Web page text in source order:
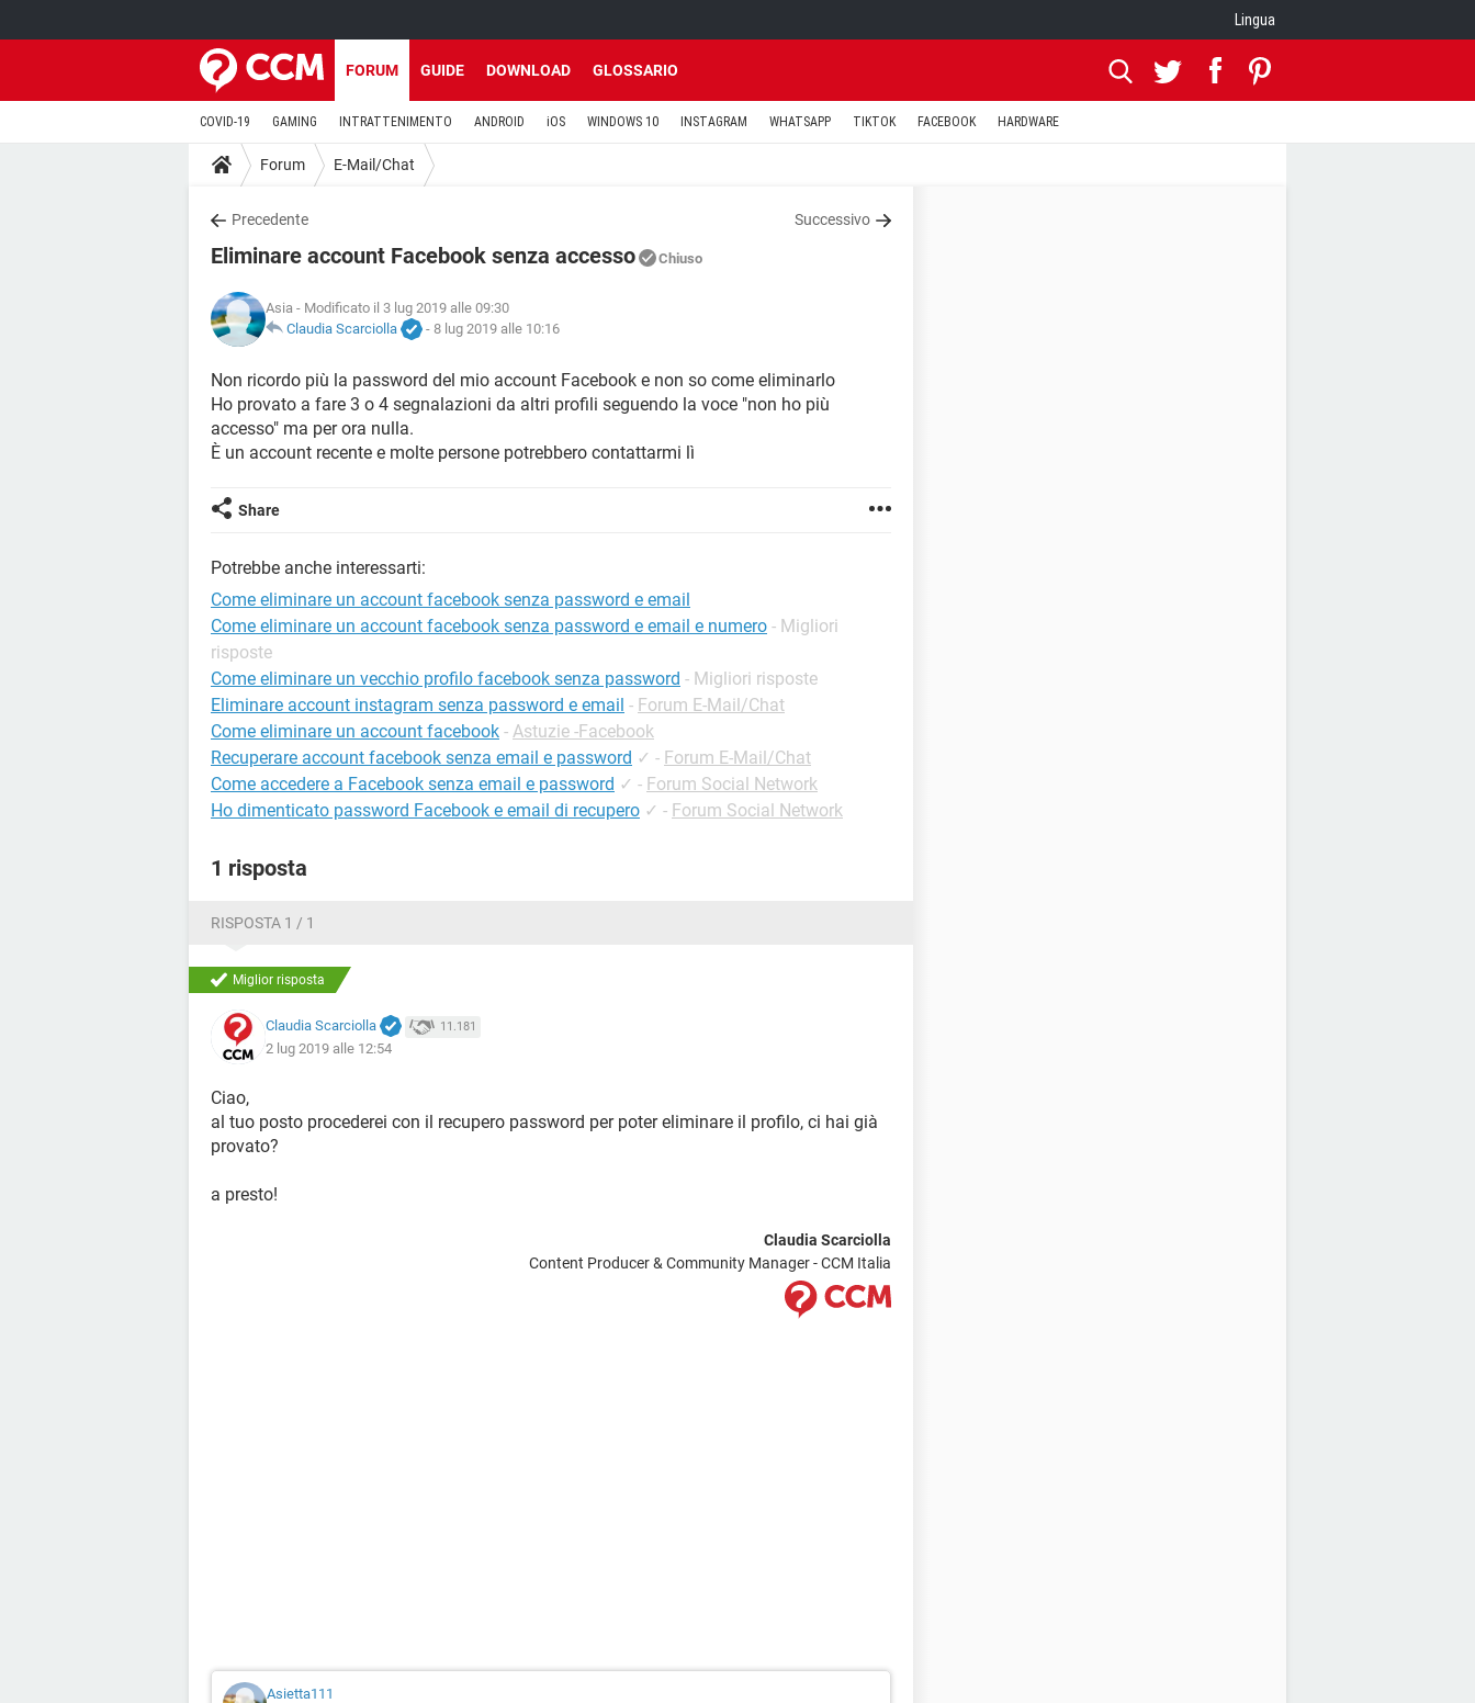
Lingua
FORUM GUIDE DOWNLOAD GLOSSARIO
COVID-19 GAMING INTRATTENIMENTO ANDROID iOS WINDOWS 10 INSTAGRAM WHATSAPP TIKTOK FACEBOOK HARDWARE
Forum E-Mail/Chat
Precedente Successivo
Eliminare account Facebook senza accesso Chiuso
Asia - Modificato il 3 lug 2019 alle 09:30
Claudia Scarciolla
- 8 lug 2019 alle 10:16
Non ricordo più la password del mio account Facebook e non so come eliminarlo
Ho provato a fare 3 o 4 segnalazioni da altri profili seguendo la voce "non ho più
accesso" ma per ora nulla.
È un account recente e molte persone potrebbero contattarmi lì
Share
Potrebbe anche interessarti:
Come eliminare un account facebook senza password e email
Come eliminare un account facebook senza password e email e numero - Migliori
risposte
Come eliminare un vecchio profilo facebook senza password - Migliori risposte
Eliminare account instagram senza password e email - Forum E-Mail/Chat
Come eliminare un account facebook - Astuzie -Facebook
Recuperare account facebook senza email e password ✓ - Forum E-Mail/Chat
Come accedere a Facebook senza email e password ✓ - Forum Social Network
Ho dimenticato password Facebook e email di recupero ✓ - Forum Social Network
1 risposta
RISPOSTA 1 / 1
Miglior risposta
Claudia Scarciolla 11.181
2 lug 2019 alle 12:54
Ciao,
al tuo posto procederei con il recupero password per poter eliminare il profilo, ci hai già
provato?
a presto!
Claudia Scarciolla
Content Producer & Community Manager - CCM Italia
Asietta111